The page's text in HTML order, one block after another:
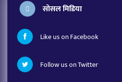
सोसल मिडिया
Like us on Facebook
Follow us on Twitter